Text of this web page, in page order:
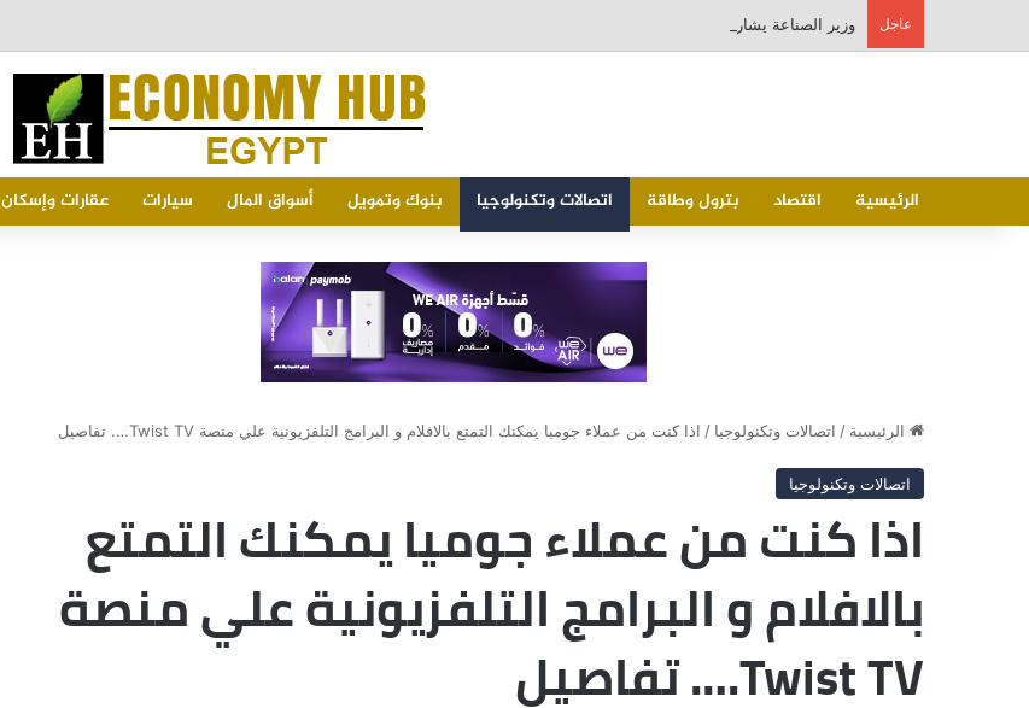
عاجل
الرئيسية اقتصاد بترول وطاقة اتصالات وتكنولوجيا بنوك وتمويل أسواق المال سيارات عقارات وإسكان
الرئيسية / اتصالات وتكنولوجيا / اذا كنت من عملاء جوميا يمكنك التمتع بالافلام و البرامج التلفزيونية علي منصة Twist TV…. تفاصيل
اتصالات وتكنولوجيا
اذا كنت من عملاء جوميا يمكنك التمتع
بالافلام و البرامج التلفزيونية علي منصة
Twist TV…. تفاصيل